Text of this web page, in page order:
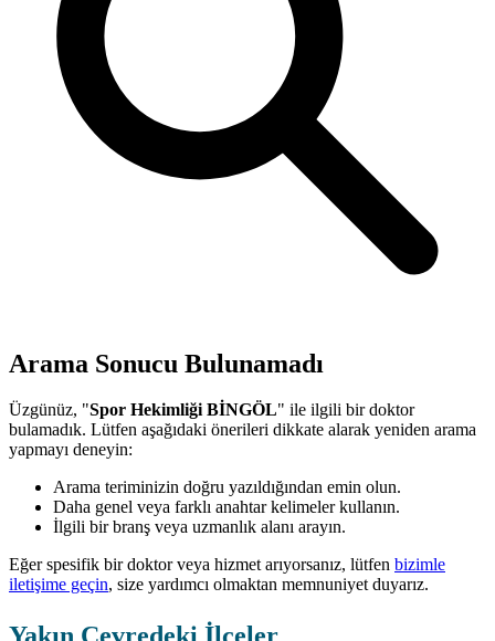
Arama Sonucu Bulunamadı
Üzgünüz, "Spor Hekimliği BİNGÖL" ile ilgili bir doktor
bulamadık. Lütfen aşağıdaki önerileri dikkate alarak yeniden arama
yapmayı deneyin:
Arama teriminizin doğru yazıldığından emin olun.
Daha genel veya farklı anahtar kelimeler kullanın.
İlgili bir branş veya uzmanlık alanı arayın.
Eğer spesifik bir doktor veya hizmet arıyorsanız, lütfen bizimle
iletişime geçin, size yardımcı olmaktan memnuniyet duyarız.